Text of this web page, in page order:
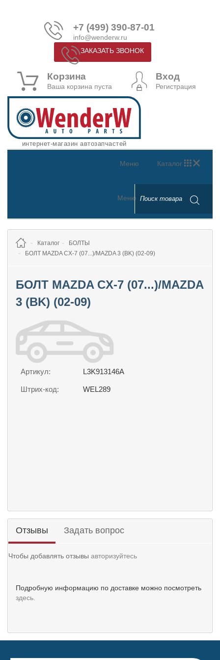
+7 (499) 390-87-01
info@wenderw.ru
ЗАКАЗАТЬ ЗВОНОК
Корзина
Ваша корзина пуста
Вход
Регистрация
интернет-магазин автозапчастей
Каталог
Меню
Меню
Каталог
БОЛТЫ
БОЛТ MAZDA CX-7 (07...)/MAZDA 3 (BK) (02-09)
БОЛТ MAZDA CX-7 (07...)/MAZDA
3 (BK) (02-09)
Артикул: L3K913146A
Штрих-код: WEL289
Отзывы Задать вопрос
Чтобы добавлять отзывы авторизуйтесь
Подробную информацию по доставке можно посмотреть
здесь.